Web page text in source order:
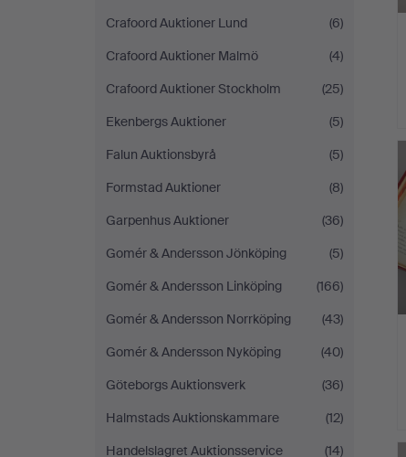
Crafoord Auktioner Lund
(6)
Crafoord Auktioner Malmö
(4)
Crafoord Auktioner Stockholm
(25)
Ekenbergs Auktioner
(5)
Falun Auktionsbyrå
(5)
Formstad Auktioner
(8)
Garpenhus Auktioner
(36)
Gomér & Andersson Jönköping
(5)
Gomér & Andersson Linköping
(166)
Gomér & Andersson Norrköping
(43)
Gomér & Andersson Nyköping
(40)
Göteborgs Auktionsverk
(36)
Halmstads Auktionskammare
(12)
Handelslagret Auktionsservice
(14)